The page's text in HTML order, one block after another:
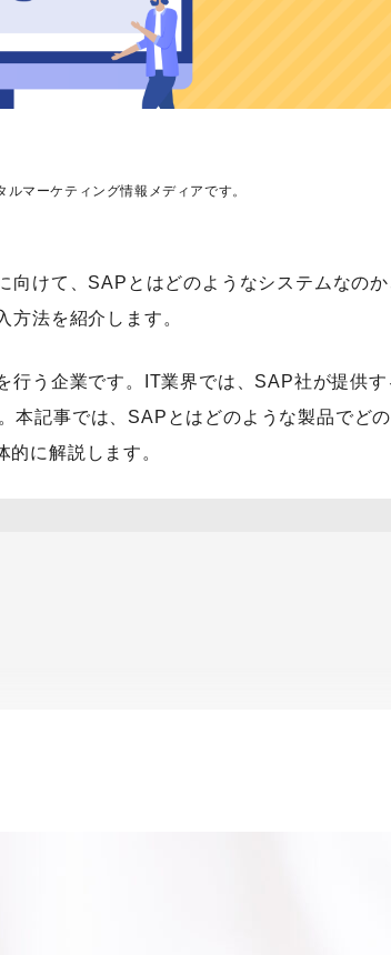
ルマーケティング情報メディアです。
向けて、SAPとはどのようなシステムなの
法を紹介します。
行う企業です。IT業界では、SAP社が提供す
記事では、SAPとはどのような製品でど
に解説します。